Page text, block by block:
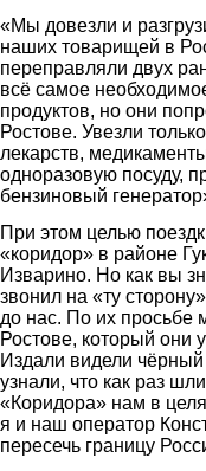
«Мы довезли и
наших товарищей в
переправляли двух
всё самое
продуктов, но они
Ростове. Увезли
лекарств,
одноразовую посуду,
бензиновый
При этом целью
«коридор» в районе
Изварино. Но как вы
звонил на «ту
до нас. По их просьбе
Ростове, который они
Издали видели
узнали, что как раз
«Коридора» нам в
я и наш оператор
пересечь границу